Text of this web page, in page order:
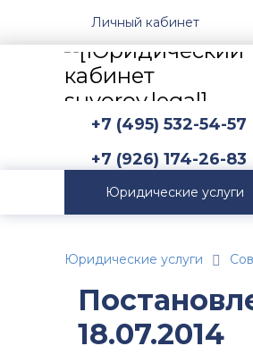
Личный кабинет
+7 (495) 532-54-57
+7 (926) 174-26-83
Юридические услуги
Юридические услуги
18.07.2014